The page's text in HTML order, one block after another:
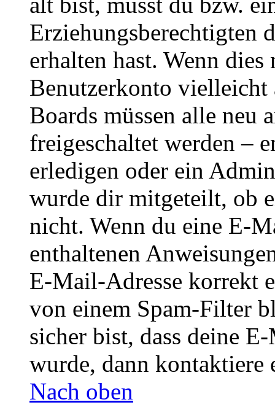
Erziehungsberechtigten
erhalten hast. Wenn
Benutzerkonto
Boards müssen alle neu
freigeschaltet werden –
erledigen oder ein
wurde dir mitgeteilt, ob
nicht. Wenn du eine E-
enthaltenen
E-Mail-Adresse korrekt
von einem Spam-Filter
sicher bist, dass deine
wurde, dann kontaktiere
Nach oben